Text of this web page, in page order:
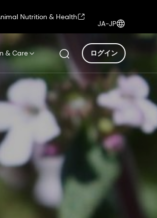
Nutrition & Health
JA-JP
& Care ログイン